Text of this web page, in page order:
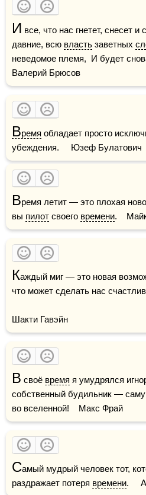
И все, что нас гнетет, снесет и
давние, всю власть заветных
неведомое племя,  И будет
Валерий Брюсов
Время обладает просто
убеждения.     Юзеф Булатович
Время летит — это плохая
вы пилот своего времени.
Каждый миг — это новая
что может сделать нас
Шакти Гавэйн
В своё время я умудрялся
собственный будильник —
во вселенной!    Макс Фрай
Самый мудрый человек тот,
раздражает потеря времени.